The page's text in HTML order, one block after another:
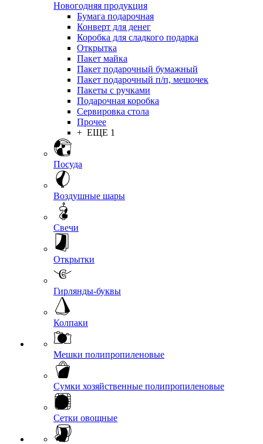
Новогодняя продукция
Бумага подарочная
Конверт для денег
Коробка для сладкого подарка
Открытка
Пакет майка
Пакет подарочный бумажный
Пакет подарочный п/п, мешочек
Пакеты с ручками
Подарочная коробка
Сервировка стола
Прочее
+ ЕЩЕ 1
Посуда
Воздушные шары
Свечи
Открытки
Гирлянды-буквы
Колпаки
Мешки полипропиленовые
Сумки хозяйственные полипропиленовые
Сетки овощные